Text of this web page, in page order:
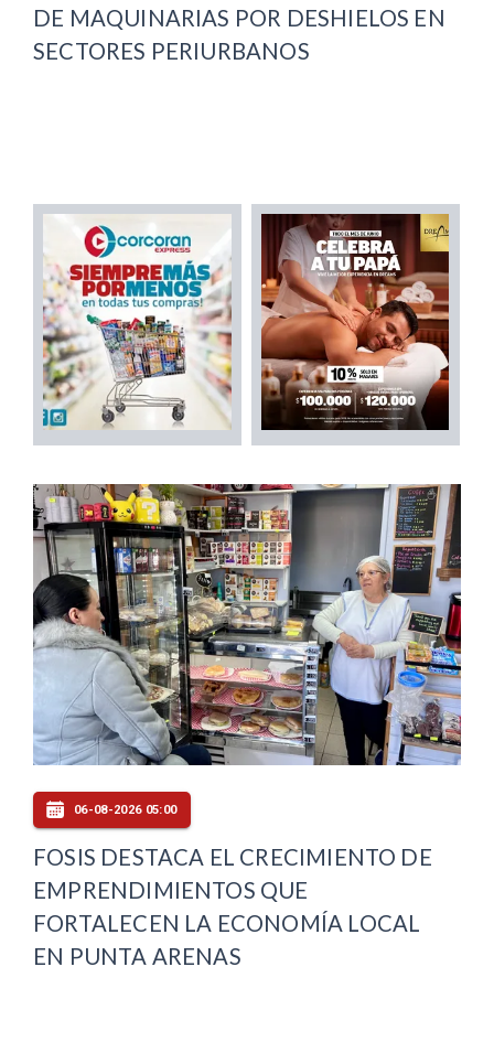
DE MAQUINARIAS POR DESHIELOS EN
SECTORES PERIURBANOS
06-08-2026 05:00
FOSIS DESTACA EL CRECIMIENTO DE
EMPRENDIMIENTOS QUE
FORTALECEN LA ECONOMÍA LOCAL
EN PUNTA ARENAS